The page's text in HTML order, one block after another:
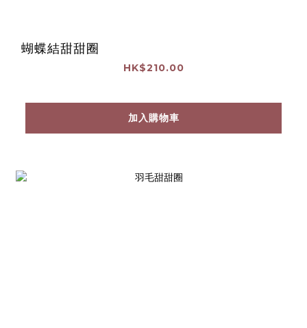
蝴蝶結甜甜圈
HK$210.00
加入購物車